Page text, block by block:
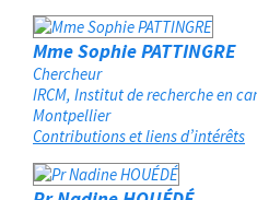
Mme Sophie PATTINGRE
Chercheur
IRCM, Institut de recherche en
Montpellier
Contributions et liens d’intérêts